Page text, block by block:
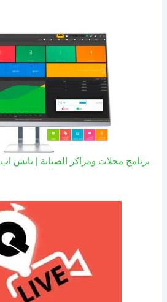
برنامج محلات ومراكز الصيانة | تاتش اب TouchUp